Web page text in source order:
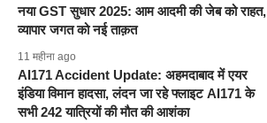
नया GST सुधार 2025: आम आदमी की जेब को राहत,
व्यापार जगत को नई ताक़त
11 महीना ago
AI171 Accident Update: अहमदाबाद में एयर
इंडिया विमान हादसा, लंदन जा रहे फ्लाइट AI171 के
सभी 242 यात्रियों की मौत की आशंका